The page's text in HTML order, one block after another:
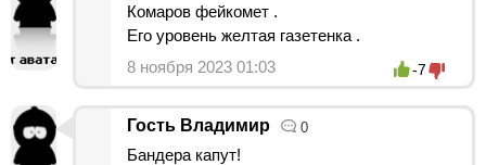
Комаров фейкомет .
Его уровень желтая газетенка .
8 ноября 2023 01:03
-7
Гость Владимир 0
Бандера капут!